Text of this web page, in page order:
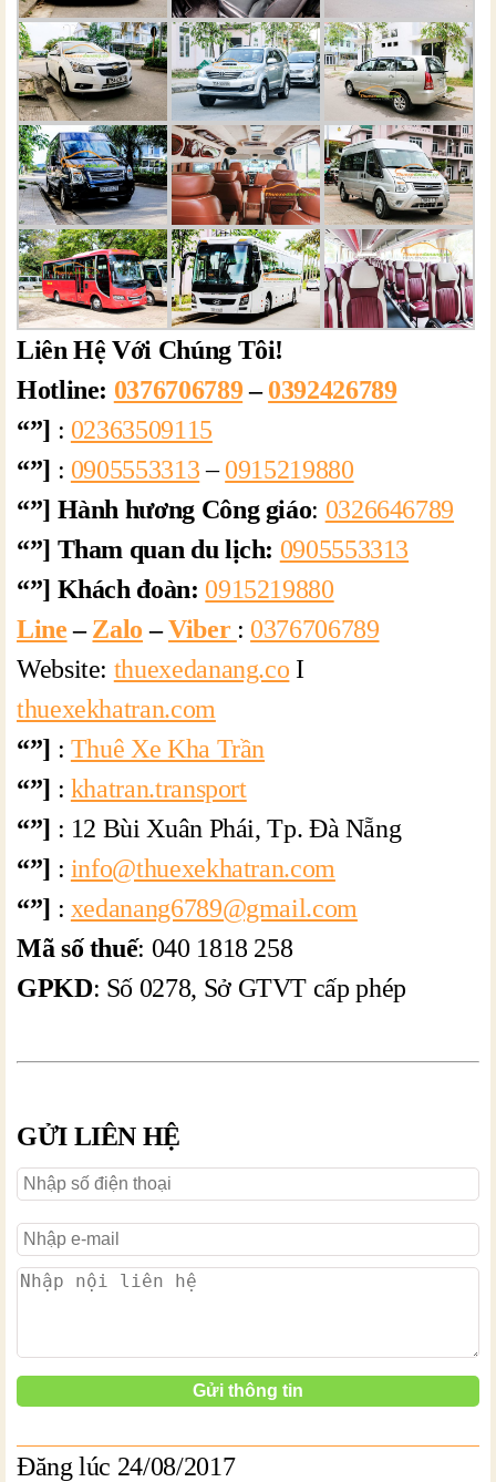
Liên Hệ Với Chúng Tôi!
Hotline: 0376706789–0392426789
“”] : 02363509115
“”] : 0905553313–0915219880
“”] Hành hương Công giáo: 0326646789
“”] Tham quan du lịch: 0905553313
“”] Khách đoàn: 0915219880
Line–Zalo –Viber : 0376706789
Website: thuexedanang.co I
thuexekhatran.com
“”] : Thuê Xe Kha Trần
“”] : khatran.transport
“”] : 12 Bùi Xuân Phái, Tp. Đà Nẵng
“”] : info@thuexekhatran.com
“”] : xedanang6789@gmail.com
Mã số thuế: 040 1818 258
GPKD: Số 0278, Sở GTVT cấp phép
GỬI LIÊN HỆ
Đăng lúc 24/08/2017